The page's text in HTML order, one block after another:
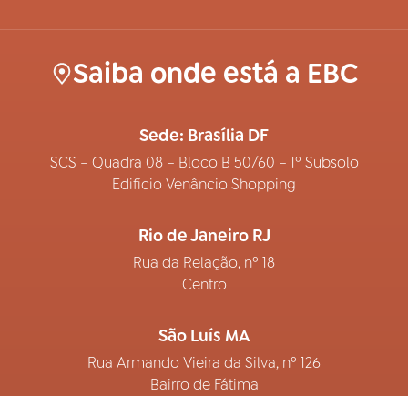
Saiba onde está a EBC
Sede: Brasília DF
SCS – Quadra 08 – Bloco B 50/60 – 1º Subsolo
Edifício Venâncio Shopping
Rio de Janeiro RJ
Rua da Relação, nº 18
Centro
São Luís MA
Rua Armando Vieira da Silva, nº 126
Bairro de Fátima